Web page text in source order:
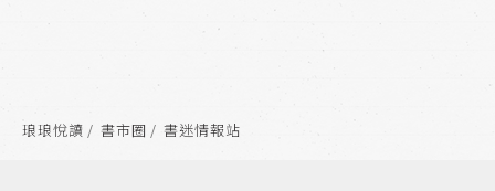
琅琅悅讀 書市圈 書迷情報站